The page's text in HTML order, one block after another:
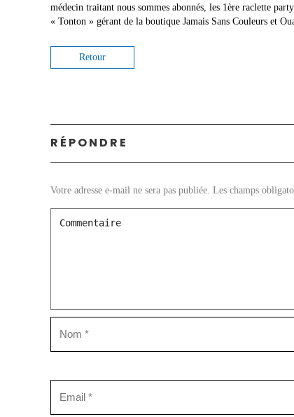
médecin traitant nous sommes abonnés, les 1ère raclette
« Tonton » gérant de la boutique Jamais Sans Couleurs et
Retour
RÉPONDRE
Votre adresse e-mail ne sera pas publiée. Les champs